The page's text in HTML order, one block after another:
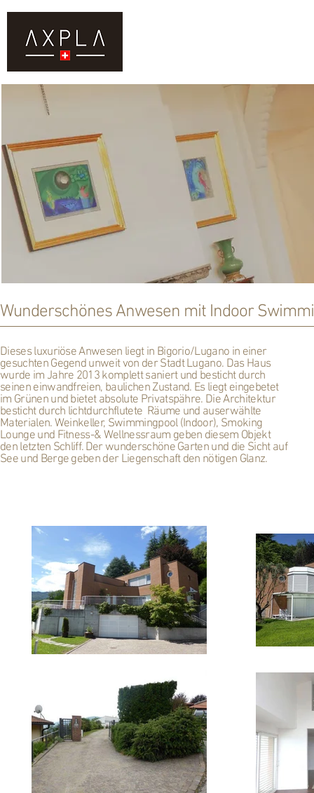
Wunderschönes Anwesen mit Indoor
Dieses luxuriöse Anwesen liegt in Bigorio/Lugano in einer
gesuchten Gegend unweit von der Stadt Lugano. Das Haus
wurde im Jahre 2013 komplett saniert und besticht durch
seinen einwandfreien, baulichen Zustand. Es liegt eingebetet
im Grünen und bietet absolute Privatspähre. Die Architektur
besticht durch lichtdurchflutete Räume und auserwählte
Materialen. Weinkeller, Swimmingpool (Indoor), Smoking
Lounge und Fitness-& Wellnessraum geben diesem Objekt
den letzten Schliff. Der wunderschöne Garten und die Sicht auf
See und Berge geben der Liegenschaft den nötigen Glanz.